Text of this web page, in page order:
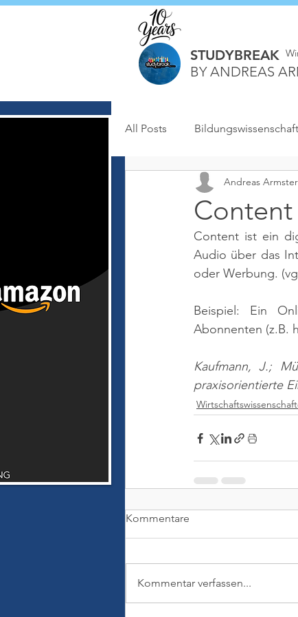
STUDYBREAK
BY ANDREAS
All Posts
Content
Andreas Armster
Content ist ein
Audio über das
oder Werbung.
Beispiel: Ein
Abonnenten (z.B.
Kaufmann, J.;
praxisorientierte
Kommentare
Kommentar verfassen...